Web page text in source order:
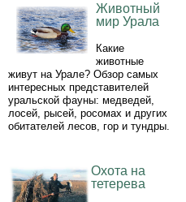
Животный
мир Урала
Какие
животные
живут на Урале? Обзор самых
интересных представителей
уральской фауны: медведей,
лосей, рысей, росомах и других
обитателей лесов, гор и тундры.
Охота на
тетерева